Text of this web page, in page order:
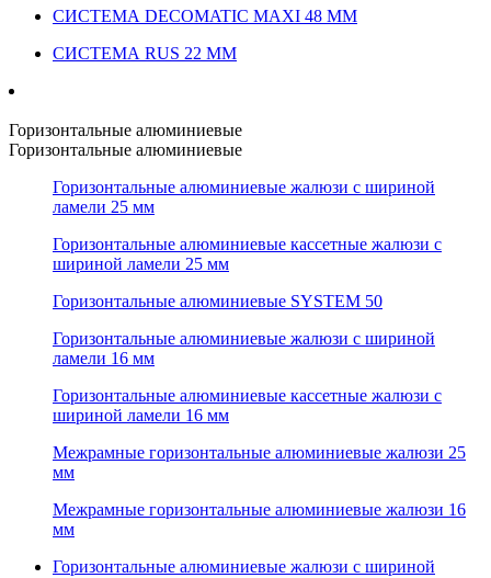
СИСТЕМА DECOMATIC MAXI 48 ММ
СИСТЕМА RUS 22 ММ
Горизонтальные алюминиевые
Горизонтальные алюминиевые
Горизонтальные алюминиевые жалюзи с шириной
ламели 25 мм
Горизонтальные алюминиевые кассетные жалюзи с
шириной ламели 25 мм
Горизонтальные алюминиевые SYSTEM 50
Горизонтальные алюминиевые жалюзи с шириной
ламели 16 мм
Горизонтальные алюминиевые кассетные жалюзи с
шириной ламели 16 мм
Межрамные горизонтальные алюминиевые жалюзи 25
мм
Межрамные горизонтальные алюминиевые жалюзи 16
мм
Горизонтальные алюминиевые жалюзи с шириной